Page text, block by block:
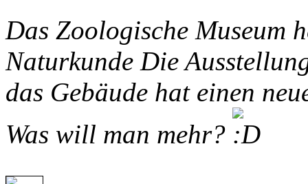
Das Zoologische Museum
Naturkunde Die
das Gebäude hat einen
Was will man mehr?